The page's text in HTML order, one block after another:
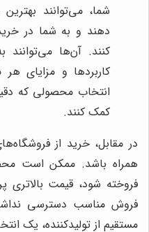
شما، می‌توانند
دهند و به شما در
کنند. آن‌ها
کاربردها و مزایای
انتخاب محصولی که
کمک کنند.
در مقابل، خرید از
همراه باشد. ممکن است
فروخته شود، قیمت
فروش مناسب دسترسی
مستقیم از تولیدکننده، یک